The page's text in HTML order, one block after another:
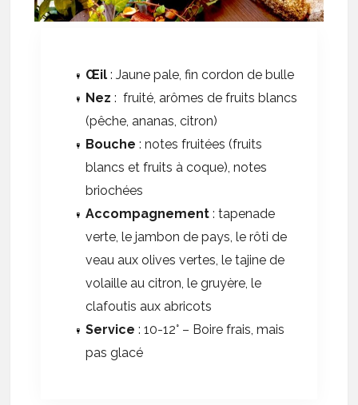
Œil : Jaune pale, fin cordon de bulle
Nez : fruité, arômes de fruits blancs
(pêche, ananas, citron)
Bouche : notes fruitées (fruits
blancs et fruits à coque), notes
briochées
Accompagnement : tapenade
verte, le jambon de pays, le rôti de
veau aux olives vertes, le tajine de
volaille au citron, le gruyère, le
clafoutis aux abricots
Service : 10-12° – Boire frais, mais
pas glacé